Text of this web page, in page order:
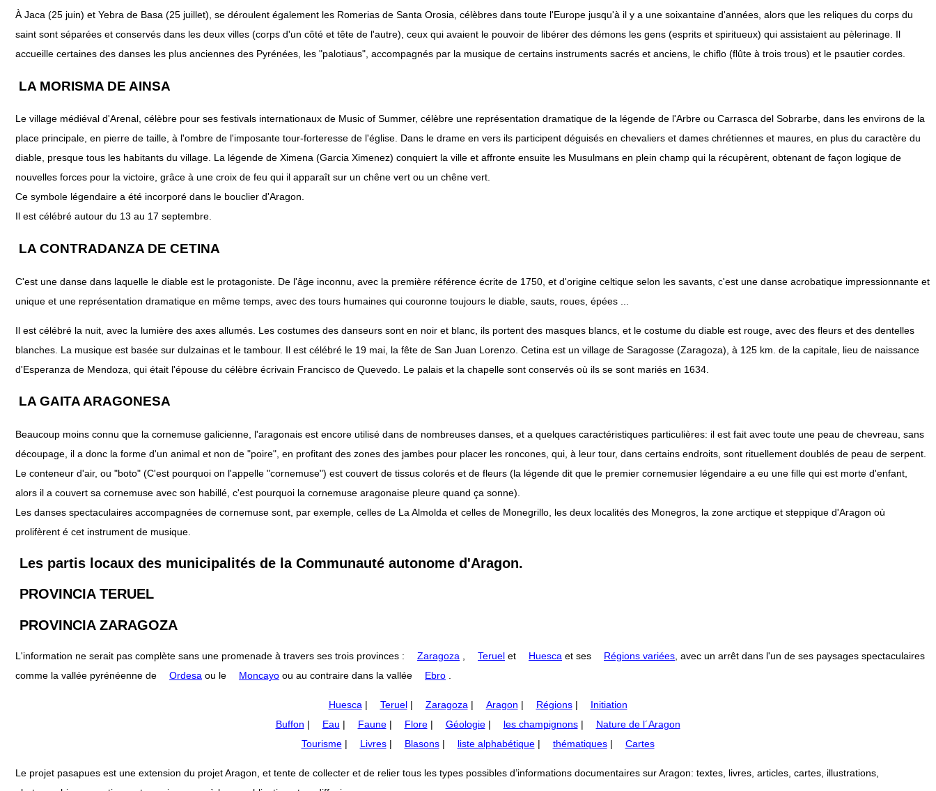
À Jaca (25 juin) et Yebra de Basa (25 juillet), se déroulent également les Romerias de Santa Orosia, célèbres dans toute l'Europe jusqu'à il y a une soixantaine d'années, alors que les reliques du corps du
saint sont séparées et conservés dans les deux villes (corps d'un côté et tête de l'autre), ceux qui avaient le pouvoir de libérer des démons les gens (esprits et spiritueux) qui assistaient au pèlerinage. Il
accueille certaines des danses les plus anciennes des Pyrénées, les "palotiaus", accompagnés par la musique de certains instruments sacrés et anciens, le chiflo (flûte à trois trous) et le psautier cordes.
LA MORISMA DE AINSA
Le village médiéval d'Arenal, célèbre pour ses festivals internationaux de Music of Summer, célèbre une représentation dramatique de la légende de l'Arbre ou Carrasca del Sobrarbe, dans les environs de la
place principale, en pierre de taille, à l'ombre de l'imposante tour-forteresse de l'église. Dans le drame en vers ils participent déguisés en chevaliers et dames chrétiennes et maures, en plus du caractère du
diable, presque tous les habitants du village. La légende de Ximena (Garcia Ximenez) conquiert la ville et affronte ensuite les Musulmans en plein champ qui la récupèrent, obtenant de façon logique de
nouvelles forces pour la victoire, grâce à une croix de feu qui il apparaît sur un chêne vert ou un chêne vert.
Ce symbole légendaire a été incorporé dans le bouclier d'Aragon.
Il est célébré autour du 13 au 17 septembre.
LA CONTRADANZA DE CETINA
C'est une danse dans laquelle le diable est le protagoniste. De l'âge inconnu, avec la première référence écrite de 1750, et d'origine celtique selon les savants, c'est une danse acrobatique impressionnante et
unique et une représentation dramatique en même temps, avec des tours humaines qui couronne toujours le diable, sauts, roues, épées ...
Il est célébré la nuit, avec la lumière des axes allumés. Les costumes des danseurs sont en noir et blanc, ils portent des masques blancs, et le costume du diable est rouge, avec des fleurs et des dentelles
blanches. La musique est basée sur dulzainas et le tambour. Il est célébré le 19 mai, la fête de San Juan Lorenzo. Cetina est un village de Saragosse (Zaragoza), à 125 km. de la capitale, lieu de naissance
d'Esperanza de Mendoza, qui était l'épouse du célèbre écrivain Francisco de Quevedo. Le palais et la chapelle sont conservés où ils se sont mariés en 1634.
LA GAITA ARAGONESA
Beaucoup moins connu que la cornemuse galicienne, l'aragonais est encore utilisé dans de nombreuses danses, et a quelques caractéristiques particulières: il est fait avec toute une peau de chevreau, sans
découpage, il a donc la forme d'un animal et non de "poire", en profitant des zones des jambes pour placer les roncones, qui, à leur tour, dans certains endroits, sont rituellement doublés de peau de serpent.
Le conteneur d'air, ou "boto" (C'est pourquoi on l'appelle "cornemuse") est couvert de tissus colorés et de fleurs (la légende dit que le premier cornemusier légendaire a eu une fille qui est morte d'enfant,
alors il a couvert sa cornemuse avec son habillé, c'est pourquoi la cornemuse aragonaise pleure quand ça sonne).
Les danses spectaculaires accompagnées de cornemuse sont, par exemple, celles de La Almolda et celles de Monegrillo, les deux localités des Monegros, la zone arctique et steppique d'Aragon où
prolifèrent é cet instrument de musique.
Les partis locaux des municipalités de la Communauté autonome d'Aragon.
PROVINCIA TERUEL
PROVINCIA ZARAGOZA
L'information ne serait pas complète sans une promenade à travers ses trois provinces : Zaragoza , Teruel et Huesca et ses Régions variées, avec un arrêt dans l'un de ses paysages spectaculaires
comme la vallée pyrénéenne de
Ordesa ou le Moncayo ou au contraire dans la vallée Ebro .
Huesca| Teruel| Zaragoza| Aragon | Régions|
Initiation
Buffon | Eau | Faune| Flore| Géologie| les champignons|
Nature de l´Aragon
Tourisme| Livres| Blasons| liste alphabétique| thématiques| Cartes
Le projet pasapues est une extension du projet Aragon, et tente de collecter et de relier tous les types possibles d’informations documentaires sur Aragon: textes, livres, articles, cartes, illustrations,